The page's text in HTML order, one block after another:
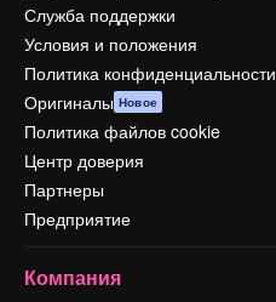
Служба поддержки
Условия и положения
Политика конфиденциальности
Оригиналы Новое
Политика файлов cookie
Центр доверия
Партнеры
Предприятие
Компания